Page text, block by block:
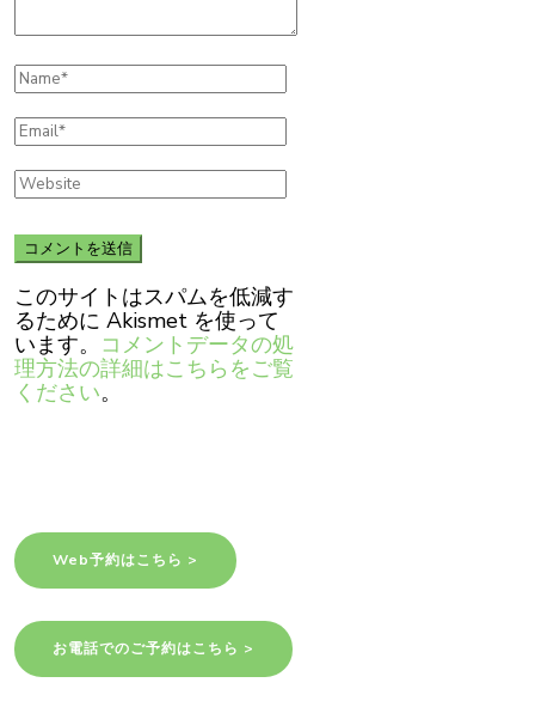
このサイトはスパムを低減す
るために Akismet を使って
います。 コメントデータの処
理方法の詳細はこちらをご覧
ください。
Web予約はこちら >
お電話でのご予約はこちら >